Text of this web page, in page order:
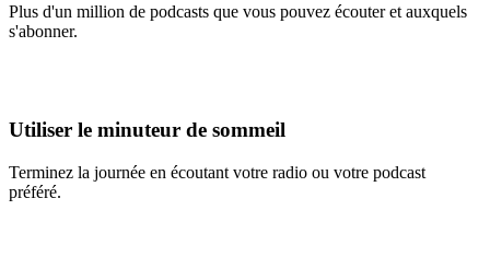
Plus d'un million de podcasts que vous pouvez écouter et auxquels
s'abonner.
Utiliser le minuteur de sommeil
Terminez la journée en écoutant votre radio ou votre podcast
préféré.